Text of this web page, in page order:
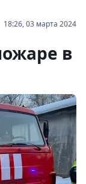
18:26, 03 марта 2024
в